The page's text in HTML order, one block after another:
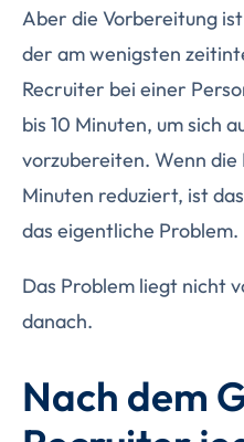
Aber die Vorbereitung
der am wenigsten
Recruiter bei einer
bis 10 Minuten, um sich
vorzubereiten. Wenn die
Minuten reduziert, ist
das eigentliche Problem.
Das Problem liegt nicht
danach.
Nach dem